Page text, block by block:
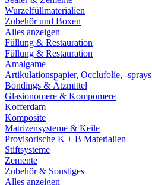
Wurzelfüllmaterialien
Zubehör und Boxen
Alles anzeigen
Füllung & Restauration
Füllung & Restauration
Amalgame
Artikulationspapier, Occlufolie, -sprays
Bondings & Ätzmittel
Glasionomere & Kompomere
Kofferdam
Komposite
Matrizensysteme & Keile
Provisorische K + B Materialien
Stiftsysteme
Zemente
Zubehör & Sonstiges
Alles anzeigen